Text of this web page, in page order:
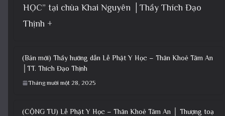
HỌC” tại chùa Khai Nguyên │Thầy Thích Đạo
Thịnh +
(Bản mới) Thầy hướng dẫn Lễ Phật Y Học – Thân Khoẻ Tâm An
│TT. Thích Đạo Thịnh
Tháng mười một 28, 2025
(CỘNG TU) Lễ Phật Y Học – Thân Khoẻ Tâm An │ Thượng toạ